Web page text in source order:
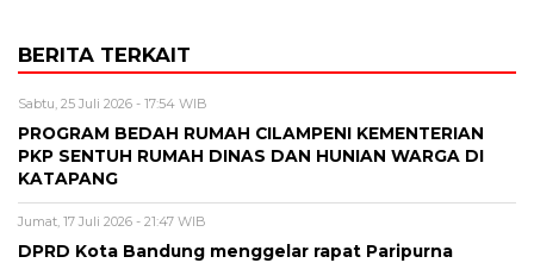
BERITA TERKAIT
Sabtu, 25 Juli 2026 - 17:54 WIB
PROGRAM BEDAH RUMAH CILAMPENI KEMENTERIAN
PKP SENTUH RUMAH DINAS DAN HUNIAN WARGA DI
KATAPANG
Jumat, 17 Juli 2026 - 21:47 WIB
DPRD Kota Bandung menggelar rapat Paripurna